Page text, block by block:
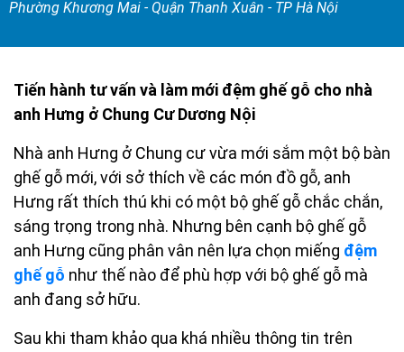
Phường Khương Mai - Quận Thanh Xuân - TP Hà Nội
Tiến hành tư vấn và làm mới đệm ghế gỗ cho nhà
anh Hưng ở Chung Cư Dương Nội
Nhà anh Hưng ở Chung cư vừa mới sắm một bộ bàn
ghế gỗ mới, với sở thích về các món đồ gỗ, anh
Hưng rất thích thú khi có một bộ ghế gỗ chắc chắn,
sáng trọng trong nhà. Nhưng bên cạnh bộ ghế gỗ
anh Hưng cũng phân vân nên lựa chọn miếng đệm
ghế gỗ như thế nào để phù hợp với bộ ghế gỗ mà
anh đang sở hữu.
Sau khi tham khảo qua khá nhiều thông tin trên